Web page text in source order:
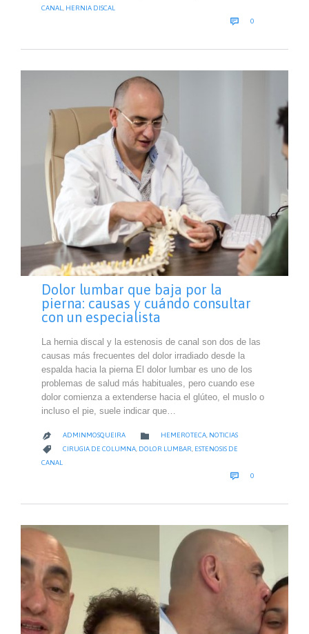
CANAL
HERNIA DISCAL
 0
Dolor lumbar que baja por la
pierna: causas y cuándo consultar
con un especialista
La hernia discal y la estenosis de canal son dos de las
causas más frecuentes del dolor irradiado desde la
espalda hacia la pierna El dolor lumbar es uno de los
problemas de salud más habituales, pero cuando ese
dolor comienza a extenderse hacia el glúteo, el muslo o
incluso el pie, suele indicar que…
 ADMINMOSQUEIRA  CATEGORY
HEMEROTECA, NOTICIAS
 CATEGORY
CIRUGIA DE COLUMNA, DOLOR LUMBAR, ESTENOSIS DE
CANAL
 0